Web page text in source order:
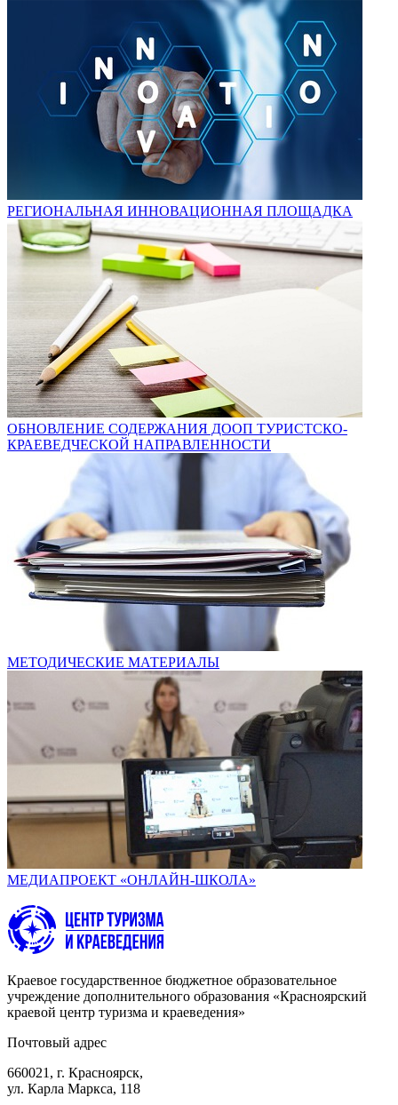
РЕГИОНАЛЬНАЯ ИННОВАЦИОННАЯ ПЛОЩАДКА
ОБНОВЛЕНИЕ СОДЕРЖАНИЯ ДООП ТУРИСТСКО-
КРАЕВЕДЧЕСКОЙ НАПРАВЛЕННОСТИ
МЕТОДИЧЕСКИЕ МАТЕРИАЛЫ
МЕДИАПРОЕКТ «ОНЛАЙН-ШКОЛА»
Краевое государственное бюджетное образовательное
учреждение дополнительного образования «Красноярский
краевой центр туризма и краеведения»
Почтовый адрес
660021, г. Красноярск,
ул. Карла Маркса, 118